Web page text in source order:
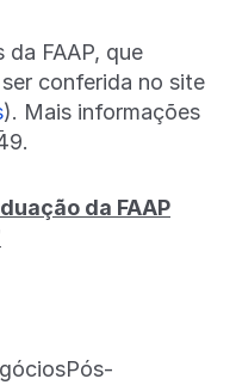
FAAP, que
conferida no site
). Mais informações
da FAAP